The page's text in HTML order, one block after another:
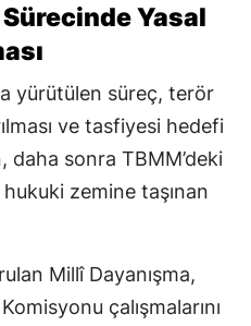
Yasal
yürütülen süreç, terör
ve tasfiyesi hedefi
daha sonra TBMM’deki
zemine taşınan
Millî Dayanışma,
çalışmalarını